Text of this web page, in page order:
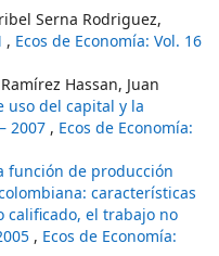
Serna Rodriguez,
, Ecos de Economía: Vol. 16
Hassan, Juan
uso del capital y la
2007 , Ecos de Economía:
función de producción
características
calificado, el trabajo no
, Ecos de Economía: